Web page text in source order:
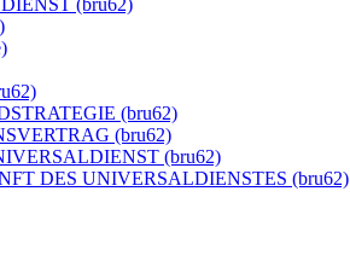
(bru62)
(bru62)
(bru62)
DES UNIVERSALDIENSTES (bru62)